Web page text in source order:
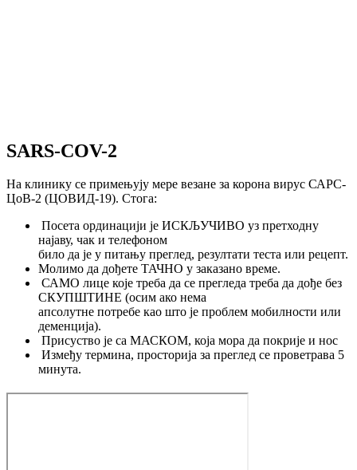
SARS-COV-2
На клинику се примењују мере везане за корона вирус САРС-
ЦоВ-2 (ЦОВИД-19). Стога:
Посета ординацији је ИСКЉУЧИВО уз претходну
најаву, чак и телефоном
било да је у питању преглед, резултати теста или рецепт.
Молимо да дођете ТАЧНО у заказано време.
САМО лице које треба да се прегледа треба да дође без
СКУПШТИНЕ (осим ако нема
апсолутне потребе као што је проблем мобилности или
деменција).
Присуство је са МАСКОМ, која мора да покрије и нос
Између термина, просторија за преглед се проветрава 5
минута.